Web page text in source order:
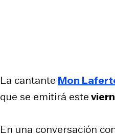
La cantante Mon
que se emitirá este
En una conversación